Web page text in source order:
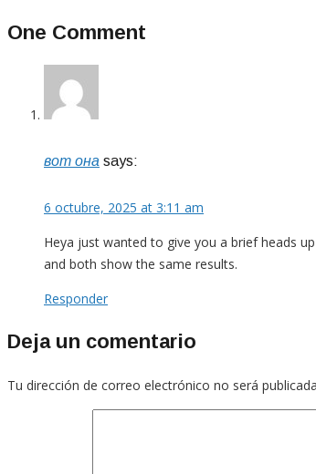
One Comment
вот она says:
6 octubre, 2025 at 3:11 am
Heya just wanted to give you a brief heads
and both show the same results.
Responder
Deja un comentario
Tu dirección de correo electrónico no será